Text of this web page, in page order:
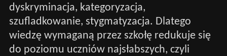
dyskryminacja, kategoryzacja,
szufladkowanie, stygmatyzacja. Dlatego
wiedzę wymaganą przez szkołę redukuje się
do poziomu uczniów najsłabszych, czyli